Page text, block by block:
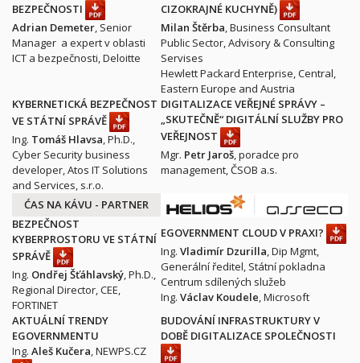
BEZPEČNOSTI
Adrian Demeter, Senior
Manager a expert v oblasti
ICT a bezpečnosti, Deloitte
CIZOKRAJNÉ KUCHYNĚ)
Milan Štěrba, Business Consultant
Public Sector, Advisory & Consulting
Servises
Hewlett Packard Enterprise, Central,
Eastern Europe and Austria
KYBERNETICKÁ BEZPEČNOST
VE STÁTNÍ SPRÁVĚ
Ing. Tomáš Hlavsa, Ph.D.,
Cyber Security business
developer, Atos IT Solutions
and Services, s.r.o.
DIGITALIZACE VEŘEJNÉ SPRÁVY –
„SKUTEČNĚ“ DIGITÁLNÍ SLUŽBY PRO
VEŘEJNOST
Mgr. Petr Jaroš, poradce pro
management, ČSOB a.s.
ĆAS NA KÁVU - PARTNER
BEZPEČNOST
KYBERPROSTORU VE STÁTNÍ
SPRÁVĚ
Ing. Ondřej Šťáhlavský, Ph.D.,
Regional Director, CEE,
FORTINET
EGOVERNMENT CLOUD V PRAXI?
Ing. Vladimír Dzurilla, Dip Mgmt,
Generální ředitel, Státní pokladna
Centrum sdílených služeb
Ing. Václav Koudele, Microsoft
AKTUÁLNÍ TRENDY
EGOVERNMENTU
Ing. Aleš Kučera, NEWPS.CZ
BUDOVÁNÍ INFRASTRUKTURY V
DOBĚ DIGITALIZACE SPOLEČNOSTI